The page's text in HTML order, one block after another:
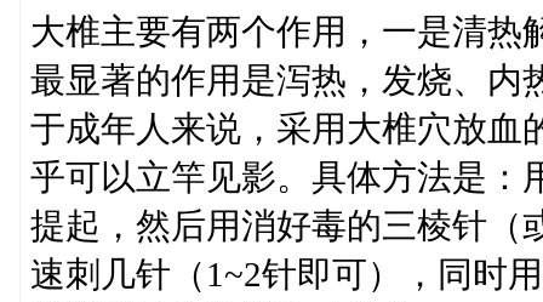
大椎主要有两个作用，一是
最显著的作用是泻热，发烧、内
于成年人来说，采用大椎穴放血
乎可以立竿见影。具体方法是：
提起，然后用消好毒的三棱针（
速刺几针（1~2针即可），同时